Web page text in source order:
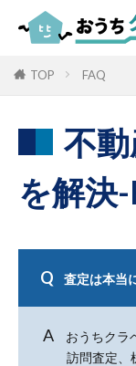
TOP FAQ
不
を解決
査定は本当
おうちクラ
訪問査定、